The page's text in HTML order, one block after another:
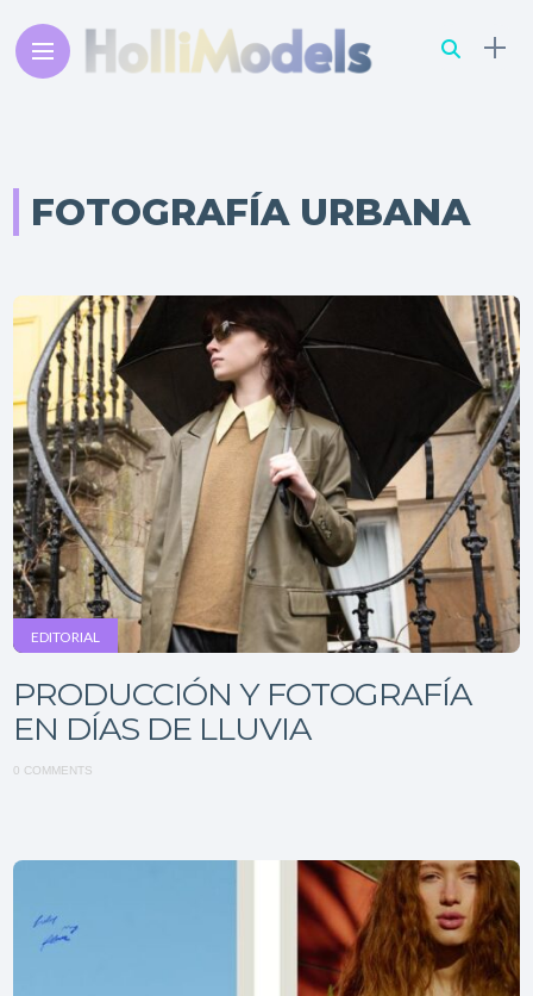
FOTOGRAFÍA URBANA
EDITORIAL
PRODUCCIÓN Y FOTOGRAFÍA
EN DÍAS DE LLUVIA
0 COMMENTS